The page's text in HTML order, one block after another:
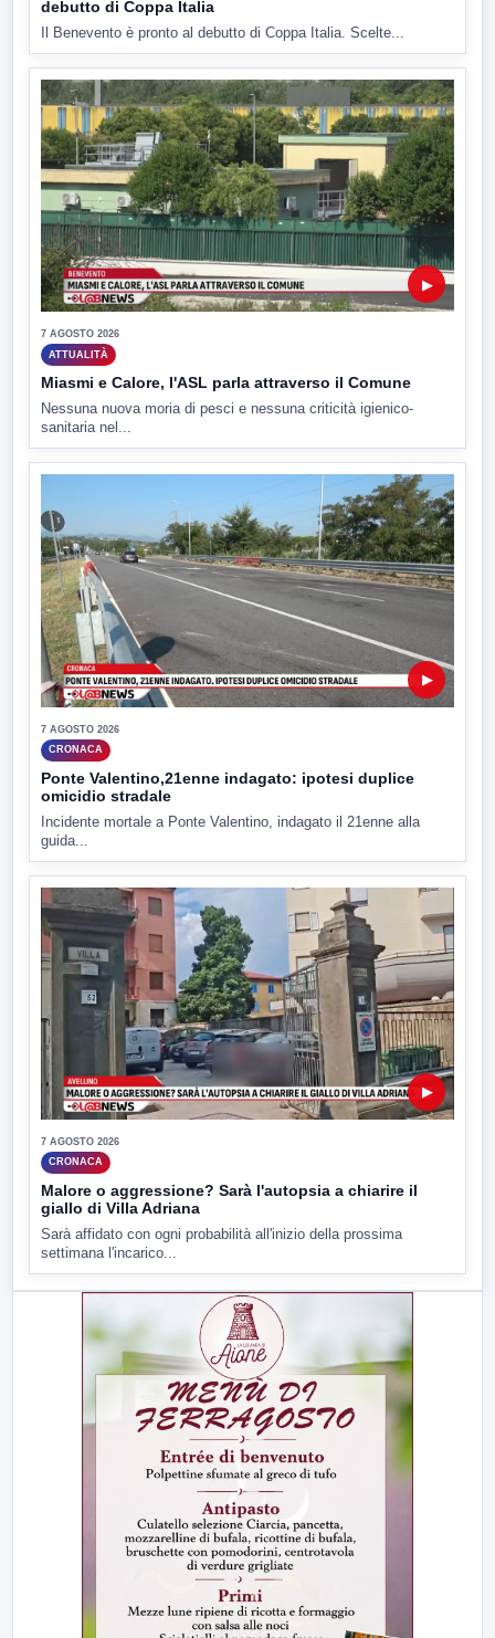
debutto di Coppa Italia
Il Benevento è pronto al debutto di Coppa Italia. Scelte...
▶
7 AGOSTO 2026
ATTUALITÀ
Miasmi e Calore, l'ASL parla attraverso il Comune
Nessuna nuova moria di pesci e nessuna criticità igienico-
sanitaria nel...
▶
7 AGOSTO 2026
CRONACA
Ponte Valentino,21enne indagato: ipotesi duplice
omicidio stradale
Incidente mortale a Ponte Valentino, indagato il 21enne alla
guida...
▶
7 AGOSTO 2026
CRONACA
Malore o aggressione? Sarà l'autopsia a chiarire il
giallo di Villa Adriana
Sarà affidato con ogni probabilità all'inizio della prossima
settimana l'incarico...